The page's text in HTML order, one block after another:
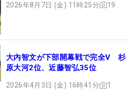
2026年8月7日 (金) 11時25分 19
大内智文が下部開幕戦で完全V 杉
原大河2位、近藤智弘35位
2026年4月3日 (金) 16時41分 1